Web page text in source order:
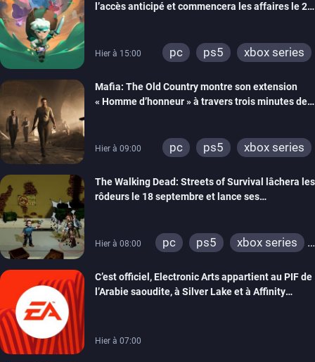
l’accès anticipé et commencera les affaires le 2
Hier à 15:00 pc ps5 xbox series
Mafia: The Old Country montre son extension
« Homme d’honneur » à travers trois minutes de
Hier à 09:00 pc ps5 xbox series
The Walking Dead: Streets of Survival lâchera les
rôdeurs le 18 septembre et lance ses
Hier à 08:00 pc ps5
xbox series
C’est officiel, Electronic Arts appartient au PIF de
l’Arabie saoudite, à Silver Lake et à Affinity
Hier à 07:00